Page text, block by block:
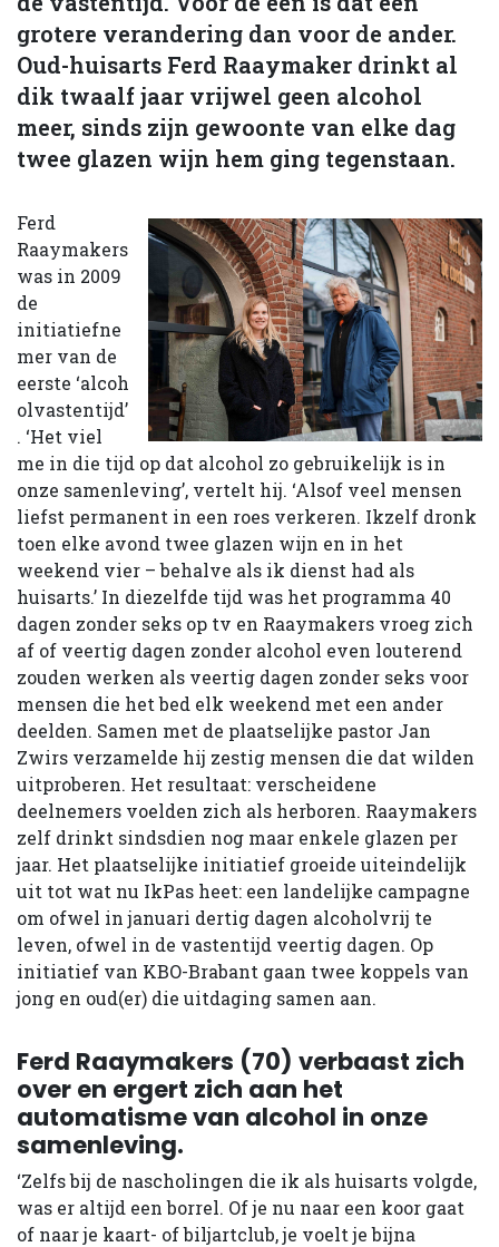
grotere verandering dan voor de ander.
Oud-huisarts Ferd Raaymaker drinkt al
dik twaalf jaar vrijwel geen alcohol
meer, sinds zijn gewoonte van elke dag
twee glazen wijn hem ging tegenstaan.
Ferd
Raaymakers
was in 2009
de
initiatiefne
mer van de
eerste ‘alcoh
olvastentijd’
. ‘Het viel
me in die tijd op dat alcohol zo gebruikelijk is in
onze samenleving’, vertelt hij. ‘Alsof veel mensen
liefst permanent in een roes verkeren. Ikzelf dronk
toen elke avond twee glazen wijn en in het
weekend vier – behalve als ik dienst had als
huisarts.’ In diezelfde tijd was het programma 40
dagen zonder seks op tv en Raaymakers vroeg zich
af of veertig dagen zonder alcohol even louterend
zouden werken als veertig dagen zonder seks voor
mensen die het bed elk weekend met een ander
deelden. Samen met de plaatselijke pastor Jan
Zwirs verzamelde hij zestig mensen die dat wilden
uitproberen. Het resultaat: verscheidene
deelnemers voelden zich als herboren. Raaymakers
zelf drinkt sindsdien nog maar enkele glazen per
jaar. Het plaatselijke initiatief groeide uiteindelijk
uit tot wat nu IkPas heet: een landelijke campagne
om ofwel in januari dertig dagen alcoholvrij te
leven, ofwel in de vastentijd veertig dagen. Op
initiatief van KBO-Brabant gaan twee koppels van
jong en oud(er) die uitdaging samen aan.
Ferd Raaymakers (70) verbaast zich
over en ergert zich aan het
automatisme van alcohol in onze
samenleving.
‘Zelfs bij de nascholingen die ik als huisarts volgde,
was er altijd een borrel. Of je nu naar een koor gaat
of naar je kaart- of biljartclub, je voelt je bijna